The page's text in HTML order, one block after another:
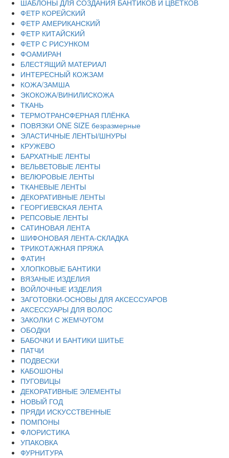
ШАБЛОНЫ ДЛЯ СОЗДАНИЯ БАНТИКОВ И ЦВЕТКОВ
ФЕТР КОРЕЙСКИЙ
ФЕТР АМЕРИКАНСКИЙ
ФЕТР КИТАЙСКИЙ
ФЕТР С РИСУНКОМ
ФОАМИРАН
БЛЕСТЯЩИЙ МАТЕРИАЛ
ИНТЕРЕСНЫЙ КОЖЗАМ
КОЖА/ЗАМША
ЭКОКОЖА/ВИНИЛИСКОЖА
ТКАНЬ
ТЕРМОТРАНСФЕРНАЯ ПЛЁНКА
ПОВЯЗКИ ONE SIZE безразмерные
ЭЛАСТИЧНЫЕ ЛЕНТЫ/ШНУРЫ
КРУЖЕВО
БАРХАТНЫЕ ЛЕНТЫ
ВЕЛЬВЕТОВЫЕ ЛЕНТЫ
ВЕЛЮРОВЫЕ ЛЕНТЫ
ТКАНЕВЫЕ ЛЕНТЫ
ДЕКОРАТИВНЫЕ ЛЕНТЫ
ГЕОРГИЕВСКАЯ ЛЕНТА
РЕПСОВЫЕ ЛЕНТЫ
САТИНОВАЯ ЛЕНТА
ШИФОНОВАЯ ЛЕНТА-СКЛАДКА
ТРИКОТАЖНАЯ ПРЯЖА
ФАТИН
ХЛОПКОВЫЕ БАНТИКИ
ВЯЗАНЫЕ ИЗДЕЛИЯ
ВОЙЛОЧНЫЕ ИЗДЕЛИЯ
ЗАГОТОВКИ-ОСНОВЫ ДЛЯ АКСЕССУАРОВ
АКСЕССУАРЫ ДЛЯ ВОЛОС
ЗАКОЛКИ С ЖЕМЧУГОМ
ОБОДКИ
БАБОЧКИ И БАНТИКИ ШИТЬЕ
ПАТЧИ
ПОДВЕСКИ
КАБОШОНЫ
ПУГОВИЦЫ
ДЕКОРАТИВНЫЕ ЭЛЕМЕНТЫ
НОВЫЙ ГОД
ПРЯДИ ИСКУССТВЕННЫЕ
ПОМПОНЫ
ФЛОРИСТИКА
УПАКОВКА
ФУРНИТУРА